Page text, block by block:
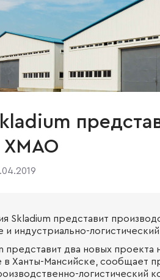
ХМАО
Skladium представит
и индустриально-
представит два новых
Ханты-Мансийске, сообщает
логистический